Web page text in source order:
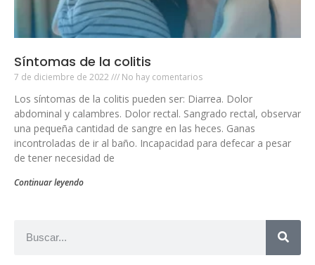
Síntomas de la colitis
7 de diciembre de 2022 No hay comentarios
Los síntomas de la colitis pueden ser: Diarrea. Dolor
abdominal y calambres. Dolor rectal. Sangrado rectal, observar
una pequeña cantidad de sangre en las heces. Ganas
incontroladas de ir al baño. Incapacidad para defecar a pesar
de tener necesidad de
Continuar leyendo